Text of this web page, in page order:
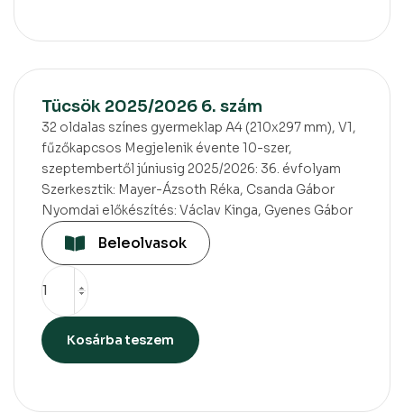
Tücsök 2025/2026 6. szám
32 oldalas színes gyermeklap A4 (210x297 mm), V1,
fűzőkapcsos Megjelenik évente 10-szer,
szeptembertől júniusig 2025/2026: 36. évfolyam
Szerkesztik: Mayer-Ázsoth Réka, Csanda Gábor
Nyomdai előkészítés: Václav Kinga, Gyenes Gábor
Beleolvasok
Kosárba teszem